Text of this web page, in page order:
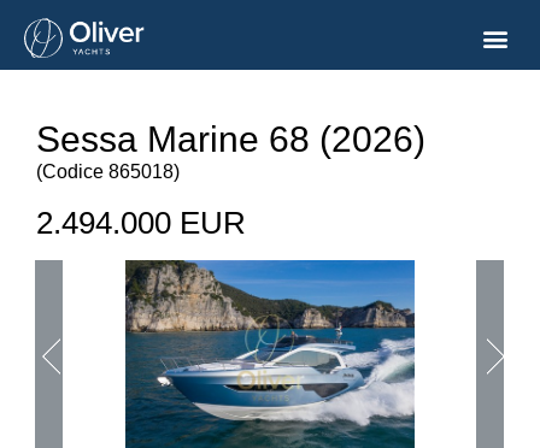
Sessa Marine 68 (2026)
(Codice 865018)
2.494.000 EUR